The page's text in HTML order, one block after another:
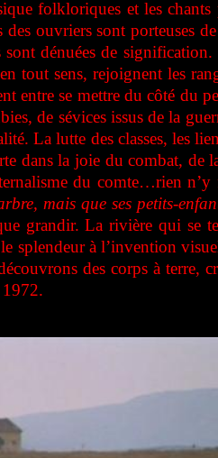
folkloriques et les
des ouvriers sont porteuses
dénuées de
tout sens, rejoignent les
entre se mettre du côté du
de sévices issus de la
La lutte des classes, les
dans la joie du combat, de
du comte…rien
mais que ses petits-
grandir. La rivière qui se
splendeur à l’invention
des corps à
1972.